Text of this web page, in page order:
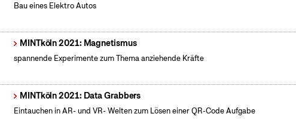
Bau eines Elektro Autos
MINTköln 2021: Magnetismus
spannende Experimente zum Thema anziehende Kräfte
MINTköln 2021: Data Grabbers
Eintauchen in AR- und VR- Welten zum Lösen einer QR-Code Aufgabe